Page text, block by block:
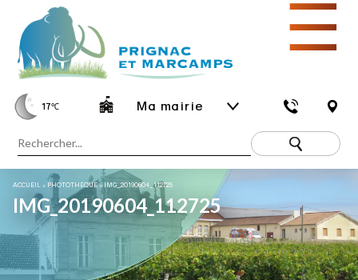
17℃ Ma mairie
☰
ACCUEIL » PHOTOTHÈQUE»IMG_20190604_112725
IMG_20190604_112725